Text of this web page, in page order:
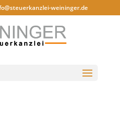
weininger.de